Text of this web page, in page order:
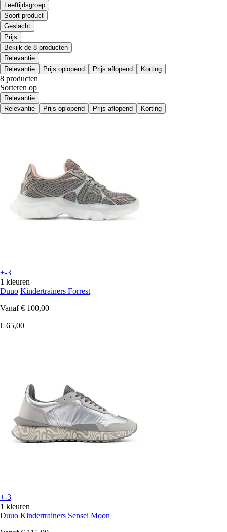
Leeftijdsgroep
Soort product
Geslacht
Prijs
Bekijk de 8 producten
Relevantie
Relevantie
Prijs oplopend Prijs aflopend Korting
8 producten
Sorteren op
Relevantie
Relevantie
Prijs oplopend Prijs aflopend Korting
+-3
1 kleuren
Duuo Kindertrainers Forrest
Vanaf € 100,00
€ 65,00
+-3
1 kleuren
Duuo Kindertrainers Sensei Moon